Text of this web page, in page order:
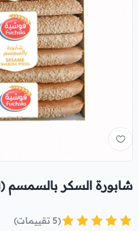
شابورة السكر بالسمسم (450g)
(5 تقييمات)